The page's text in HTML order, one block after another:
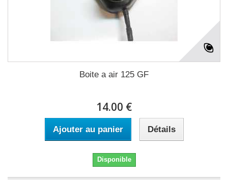
Boite a air 125 GF
14.00 €
Ajouter au panier Détails
Disponible